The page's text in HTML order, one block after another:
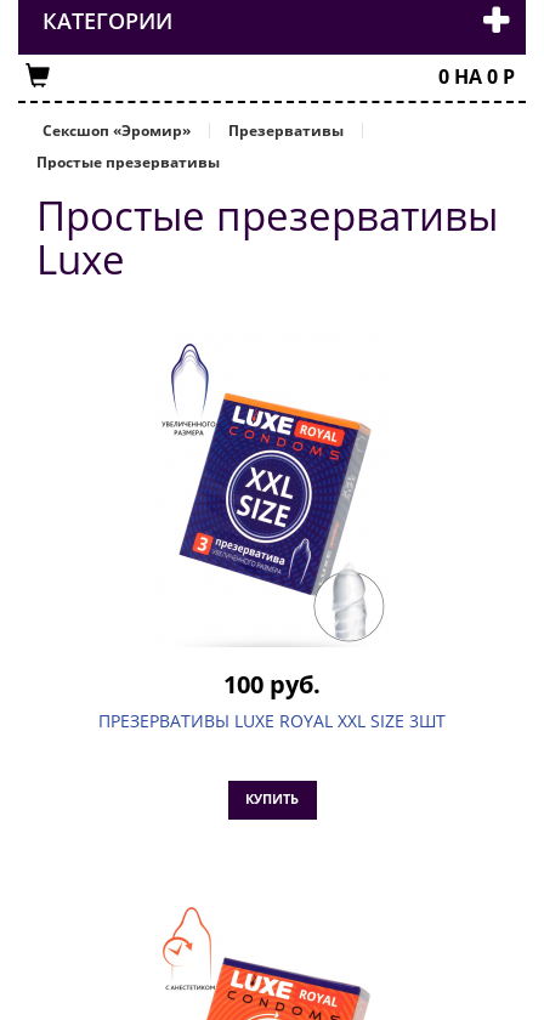
КАТЕГОРИИ
0 НА0 Р
Сексшоп «Эромир»
Презервативы
Простые презервативы
Простые презервативы
Luxe
100 руб.
ПРЕЗЕРВАТИВЫ LUXE ROYAL XXL SIZE 3ШТ
КУПИТЬ